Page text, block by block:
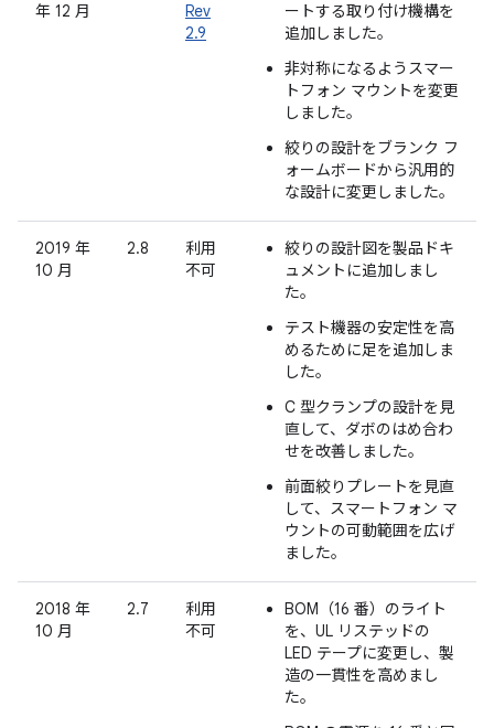
年 12 月
Rev
2.9
ートする取り付け機構を
追加しました。
非対称になるようスマー
トフォン マウントを変更
しました。
絞りの設計をブランク フ
ォームボードから汎用的
な設計に変更しました。
2019 年
10 月
2.8
利用
不可
絞りの設計図を製品ドキ
ュメントに追加しまし
た。
テスト機器の安定性を高
めるために足を追加しま
した。
C 型クランプの設計を見
直して、ダボのはめ合わ
せを改善しました。
前面絞りプレートを見直
して、スマートフォン マ
ウントの可動範囲を広げ
ました。
2018 年
10 月
2.7
利用
不可
BOM（16 番）のライト
を、UL リステッドの
LED テープに変更し、製
造の一貫性を高めまし
た。